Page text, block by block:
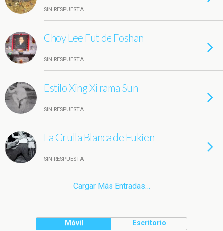
SIN RESPUESTA
Choy Lee Fut de Foshan
SIN RESPUESTA
Estilo Xing Xi rama Sun
SIN RESPUESTA
La Grulla Blanca de Fukien
SIN RESPUESTA
Cargar Más Entradas…
Móvil Escritorio